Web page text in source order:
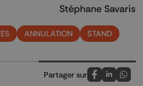
Stéphane Savaris
ANNULATION STAND
Partager sur
Partagez sur
Partagez